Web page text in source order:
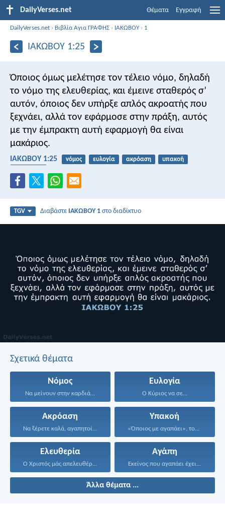
DailyVerses.net Θέματα Εγγραφή
DailyVerses.net › Βιβλία Αγια ΓΡΑΦΗΣ › ΙΑΚΩΒΟΥ › 1
ΙΑΚΩΒΟΥ 1:25
Όποιος όμως μελέτησε τον τέλειο νόμο, δηλαδή
το νόμο της ελευθερίας, και έμεινε σταθερός σ’
αυτόν, όποιος δεν υπήρξε απλός ακροατής που
ξεχνάει, αλλά τον εφάρμοσε στην πράξη, αυτός
με την έμπρακτη αυτή εφαρμογή θα είναι
μακάριος.
ΙΑΚΩΒΟΥ 1:25 νόμος ευλογία ακρόαση
υπακοή
TGV Διαβάστε ΙΑΚΩΒΟΥ 1 στο διαδίκτυο
Σχετικά θέματα
Νόμος
Να μείνουν στην καρδιά...
Ευλογία
Ο Κύριος να σε...
Ακρόαση
Να ξέρετε καλά, αγαπητοί...
Υπακοή
«Όποιος με αγαπάει», του...
Ελευθερία
Ο Χριστός μάς απελευθέρωσε...
Αγάπη
Εκείνος που αγαπάει έχει...
Άλλα θέματα ...